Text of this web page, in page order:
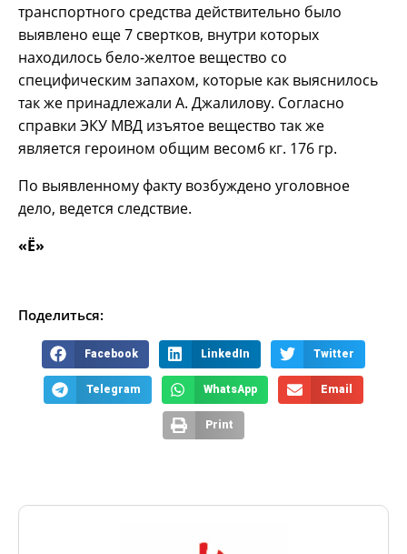
транспортного средства действительно было
выявлено еще 7 свертков, внутри которых
находилось бело-желтое вещество со
специфическим запахом, которые как выяснилось
так же принадлежали А. Джалилову. Согласно
справки ЭКУ МВД изъятое вещество так же
является героином общим весом6 кг. 176 гр.
По выявленному факту возбуждено уголовное
дело, ведется следствие.
«Ё»
Поделиться:
Facebook LinkedIn Twitter
Telegram WhatsApp Email
Print